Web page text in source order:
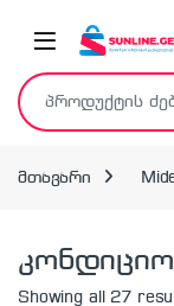
ძებნა:
მთავარი
Showing all 27